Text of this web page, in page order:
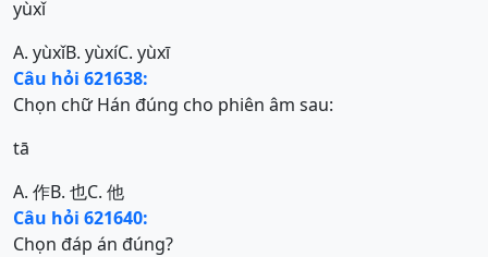
yùxǐ
A. yùxǐB. yùxíC. yùxī
Câu hỏi 621638:
Chọn chữ Hán đúng cho phiên âm sau:
tā
A. 作B. 也C. 他
Câu hỏi 621640:
Chọn đáp án đúng?